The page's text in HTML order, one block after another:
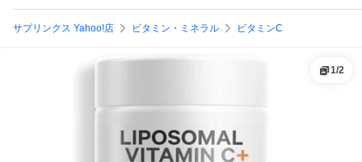
サプリンクス Yahoo!店 ビタミン・ミネラル ビタミンC
1/2